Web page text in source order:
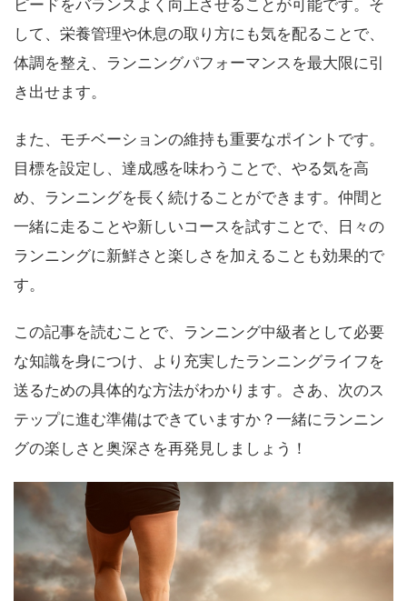
ピードをバランスよく向上させることが可能です。そ
して、栄養管理や休息の取り方にも気を配ることで、
体調を整え、ランニングパフォーマンスを最大限に引
き出せます。
また、モチベーションの維持も重要なポイントです。
目標を設定し、達成感を味わうことで、やる気を高
め、ランニングを長く続けることができます。仲間と
一緒に走ることや新しいコースを試すことで、日々の
ランニングに新鮮さと楽しさを加えることも効果的で
す。
この記事を読むことで、ランニング中級者として必要
な知識を身につけ、より充実したランニングライフを
送るための具体的な方法がわかります。さあ、次のス
テップに進む準備はできていますか？一緒にランニン
グの楽しさと奥深さを再発見しましょう！